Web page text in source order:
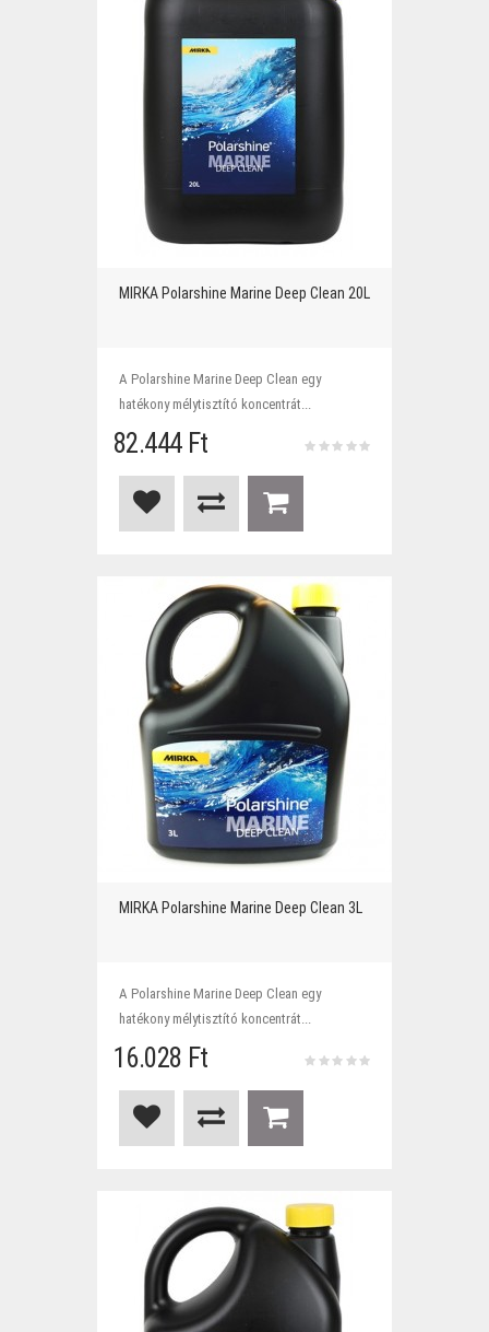
MIRKA Polarshine Marine Deep Clean 20L
A Polarshine Marine Deep Clean egy
hatékony mélytisztító koncentrát...
82.444 Ft
MIRKA Polarshine Marine Deep Clean 3L
A Polarshine Marine Deep Clean egy
hatékony mélytisztító koncentrát...
16.028 Ft